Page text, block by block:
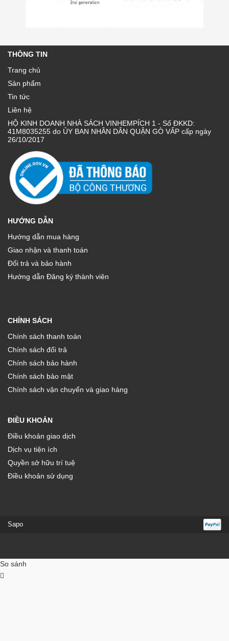
THÔNG TIN
Trang chủ
Sản phẩm
Tin tức
Liên hệ
HỘ KINH DOANH NHÀ SÁCH VINHEMPÍCH 1 - Số ĐKKD:
41M8035255 do ỦY BAN NHÂN DÂN QUẬN GÒ VẤP cấp ngày
26/10/2017
HƯỚNG DẪN
Hướng dẫn mua hàng
Giao nhận và thanh toán
Đổi trả và bảo hành
Hướng dẫn Đăng ký thành viên
CHÍNH SÁCH
Chính sách thanh toán
Chính sách đổi trả
Chính sách bảo hành
Chính sách bảo mật
Chính sách vận chuyển và giao hàng
ĐIỀU KHOẢN
Điều khoản giao dịch
Dịch vụ tiện ích
Quyền sở hữu trí tuệ
Điều khoản sử dụng
Sapo
So sánh